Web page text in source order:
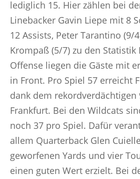
lediglich 15. Hier zählen bei
Linebacker Gavin Liepe mit 8
12 Assists, Peter Tarantino (9/
Krompaß (5/7) zu den Statistik
Offense liegen die Gäste mit
in Front. Pro Spiel 57 erreicht
dank dem rekordverdächtigen
Frankfurt. Bei den Wildcats
noch 37 pro Spiel. Dafür
allem Quarterback Glen
geworfenen Yards und vier
einen guten Wert erzielt. Bei